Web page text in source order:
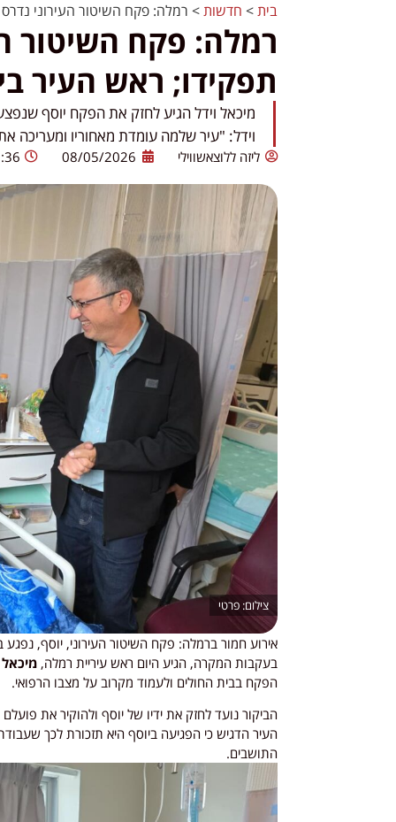
בית> חדשות> רמלה: פקח השיטור העירוני
רמלה: פקח השיטור
תפקידו; ראש העיר
מיכאל וידל הגיע לחזק את הפקח יוסף
וידל: "עיר שלמה עומדת מאחוריו ומעריכה
ליזה ללוצאשווילי 08/05/2026
פרטי
אירוע חמור ברמלה: פקח השיטור העירוני, יוסף,
בעקבות המקרה, הגיע היום ראש עיריית רמלה,מיכאל
הפקח בבית החולים ולעמוד מקרוב על מצבו הרפואי.
הביקור נועד לחזק את ידיו של יוסף ולהוקיר את
העיר הדגיש כי הפגיעה ביוסף היא תזכורת לכך
התושבים.